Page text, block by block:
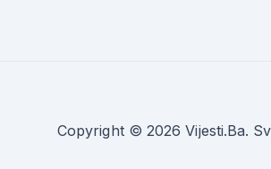
Copyright © 2026 Vijesti.Ba.